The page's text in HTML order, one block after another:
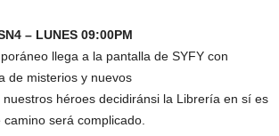
– LUNES 09:00PM
llega a la pantalla de SYFY con
de misterios y nuevos
héroes decidiránsi la Librería en sí es
será complicado.